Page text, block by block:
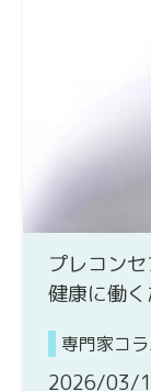
プレコン
健康に働
専門家コ
2026/03/